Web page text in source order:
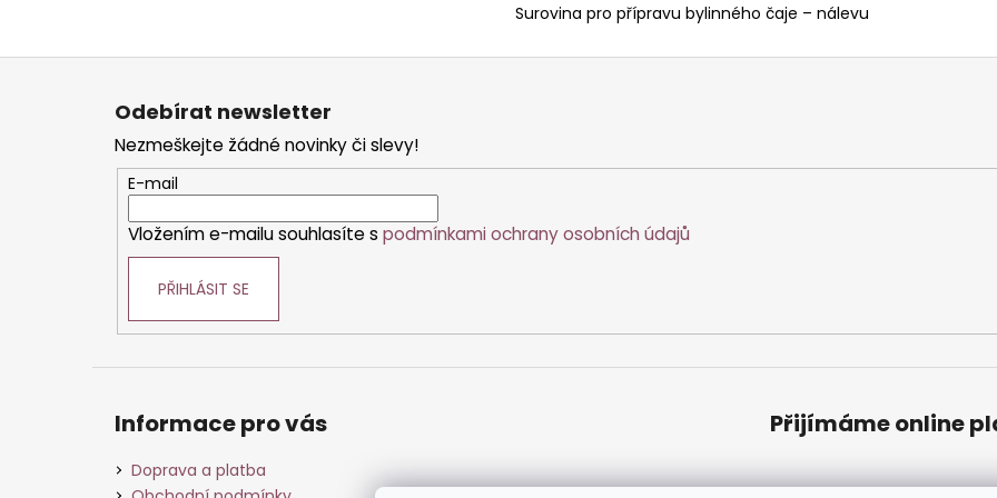
Surovina pro přípravu bylinného čaje – nálevu
Z
Odebírat newsletter
Nezmeškejte žádné novinky či slevy!
E-mail
Vložením e-mailu souhlasíte s podmínkami ochrany osobních údajů
PŘIHLÁSIT SE
Informace pro vás
Doprava a platba
Přijímáme online